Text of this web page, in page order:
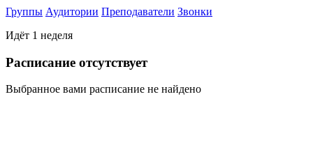
Группы Аудитории Преподаватели Звонки
Идёт 1 неделя
Раcписание отсутствует
Выбранное вами расписание не найдено